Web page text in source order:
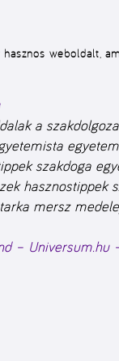
weboldalt,
a
szakdoga
hasznostippek
mersz
– Universum.hu